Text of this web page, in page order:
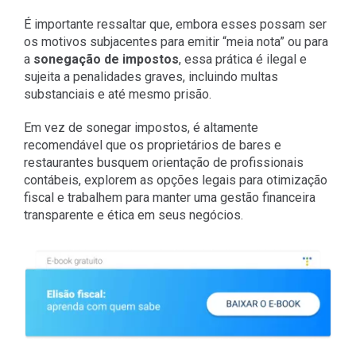
É importante ressaltar que, embora esses possam ser
os motivos subjacentes para emitir “meia nota” ou para
a sonegação de impostos, essa prática é ilegal e
sujeita a penalidades graves, incluindo multas
substanciais e até mesmo prisão.
Em vez de sonegar impostos, é altamente
recomendável que os proprietários de bares e
restaurantes busquem orientação de profissionais
contábeis, explorem as opções legais para otimização
fiscal e trabalhem para manter uma gestão financeira
transparente e ética em seus negócios.